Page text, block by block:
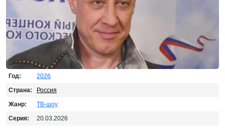
Год:
2026
Страна:
Россия
Жанр:
ТВ-шоу
Серия:
20.03.2026